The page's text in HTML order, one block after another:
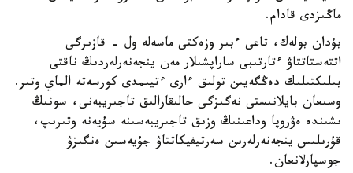
ماڭىزدى قادام.
بۇدان بولەك، تاعى ءبىر وزەكتى ماسەلە ول - قازىرگى
اتتەستاتتاۋ ءتارتىبى ساراپشىلار مەن ينجەنەرلەردىڭ ناقتى
بىلىكتىلىك دەڭگەيىن تولىق ءارى ءتيىمدى كورسەتە الماي وتىر.
وسىعان بايلانىستى نەگىزگى حالىقارالىق تاجىريبەنى، سونىڭ
ىشىندە ەۋروپا وداعىنىڭ وزىق تاجىريبەسىنە سۇيەنە وتىرىپ،
قۇرىلىس ينجەنەرلەرىن سەرتيفيكاتتاۋ جۇيەسىن ەنگىزۋ
جوسپارلانعان.